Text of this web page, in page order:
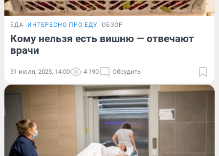
ЕДА ИНТЕРЕСНО ПРО ЕДУ ОБЗОР
Кому нельзя есть вишню — отвечают
врачи
31 июля, 2025, 14:00 4 190 Обсудить